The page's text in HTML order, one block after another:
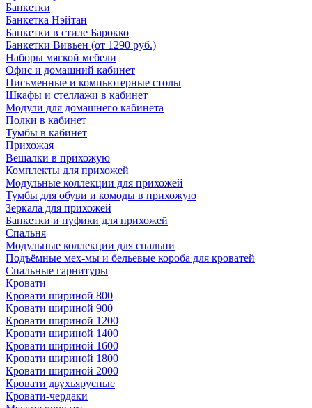
Банкетки
Банкетка Нэйтан
Банкетки в стиле Барокко
Банкетки Вивьен (от 1290 руб.)
Наборы мягкой мебели
Офис и домашний кабинет
Письменные и компьютерные столы
Шкафы и стеллажи в кабинет
Модули для домашнего кабинета
Полки в кабинет
Тумбы в кабинет
Прихожая
Вешалки в прихожую
Комплекты для прихожей
Модульные коллекции для прихожей
Тумбы для обуви и комоды в прихожую
Зеркала для прихожей
Банкетки и пуфики для прихожей
Спальня
Модульные коллекции для спальни
Подъёмные мех-мы и бельевые короба для кроватей
Спальные гарнитуры
Кровати
Кровати шириной 800
Кровати шириной 900
Кровати шириной 1200
Кровати шириной 1400
Кровати шириной 1600
Кровати шириной 1800
Кровати шириной 2000
Кровати двухъярусные
Кровати-чердаки